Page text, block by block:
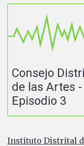
Consejo
de las Artes -
Episodio 3
Instituto Distrital